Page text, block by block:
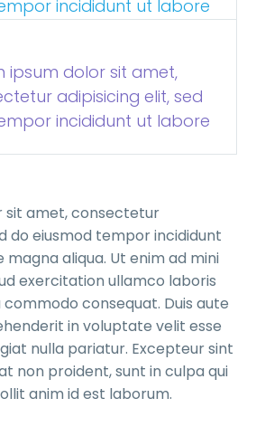
incididunt ut labore
ipsum dolor sit amet,
adipisicing elit, sed
incididunt ut labore
sit amet, consectetur
do eiusmod tempor incididunt
aliqua. Ut enim ad mini
exercitation ullamco laboris
commodo consequat. Duis aute
in voluptate velit esse
nulla pariatur. Excepteur sint
non proident, sunt in culpa qui
anim id est laborum.